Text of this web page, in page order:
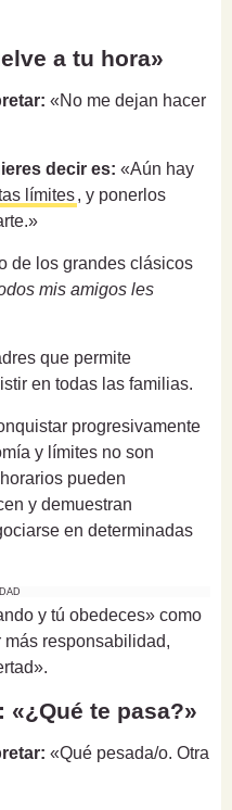
a tu hora»
«No me dejan hacer
decir es: «Aún hay
límites, y ponerlos
de los grandes clásicos
mis amigos les
que permite
en todas las familias.
progresivamente
y límites no son
pueden
y demuestran
en determinadas
y tú obedeces» como
responsabilidad,
«¿Qué te pasa?»
«Qué pesada/o. Otra